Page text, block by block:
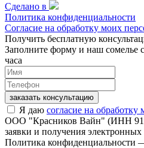
Сделано в
Политика конфиденциальности
Согласие на обработку моих
Получить бесплатную
Заполните форму и наш сомелье
часа
заказать консультацию
Я даю согласие на
ООО "Красников Вайн" (ИНН
заявки и получения
Политика конфиденциальности